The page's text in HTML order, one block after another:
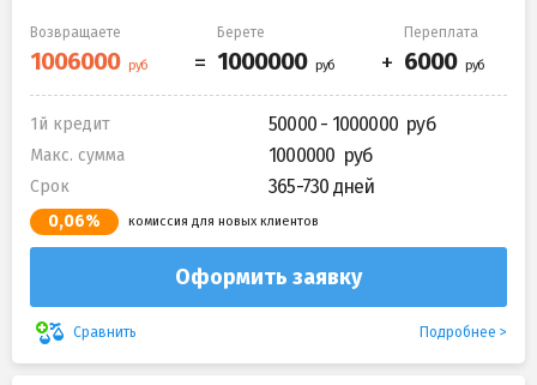
Возвращаете Берете Переплата
1й кредит 50000 - 1000000
Макс. сумма 1000000
Срок 365-730 дней
0,06% комиссия для новых клиентов
Оформить заявку
Сравнить Подробнее